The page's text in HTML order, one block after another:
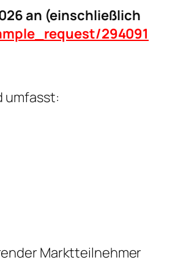
an (einschließlich
294091
umfasst:
Marktteilnehmer